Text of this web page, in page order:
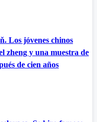
Los jóvenes chinos
zheng y una muestra de
de cien años